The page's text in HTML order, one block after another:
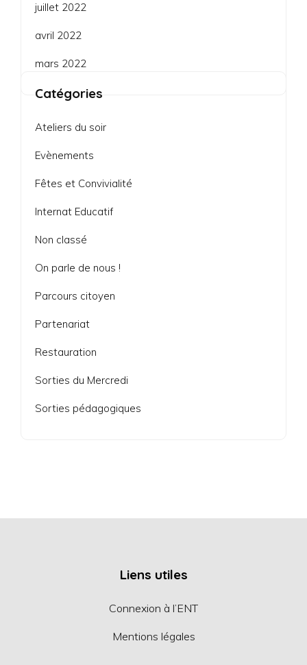
juillet 2022
avril 2022
mars 2022
Catégories
Ateliers du soir
Evènements
Fêtes et Convivialité
Internat Educatif
Non classé
On parle de nous !
Parcours citoyen
Partenariat
Restauration
Sorties du Mercredi
Sorties pédagogiques
Liens utiles
Connexion à l’ENT
Mentions légales